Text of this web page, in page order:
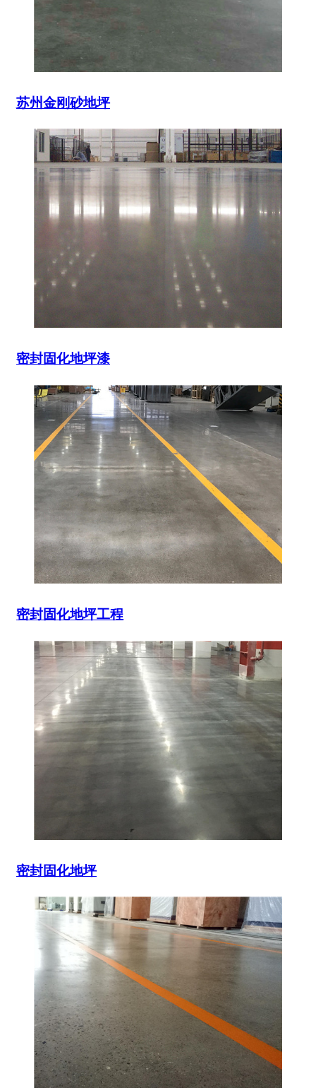
苏州金刚砂地坪
密封固化地坪漆
密封固化地坪工程
密封固化地坪